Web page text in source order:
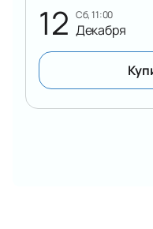
12 сб, 11:00
Декабря